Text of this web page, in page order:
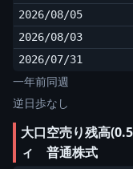
2026/08/05
2026/08/03
2026/07/31
一年前同週
逆日歩なし
大口空売り残高
ィ 普通株式